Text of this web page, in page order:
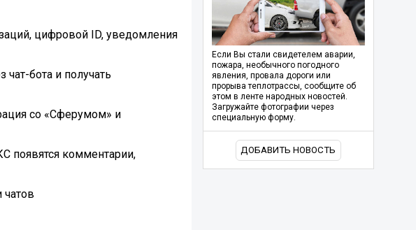
цифровой ID, уведомления
бота и получать
со «Сферумом» и
появятся комментарии,
Если Вы стали свидетелем аварии,
пожара, необычного погодного
явления, провала дороги или
прорыва теплотрассы, сообщите об
этом в ленте народных новостей.
Загружайте фотографии через
специальную форму.
ДОБАВИТЬ НОВОСТЬ